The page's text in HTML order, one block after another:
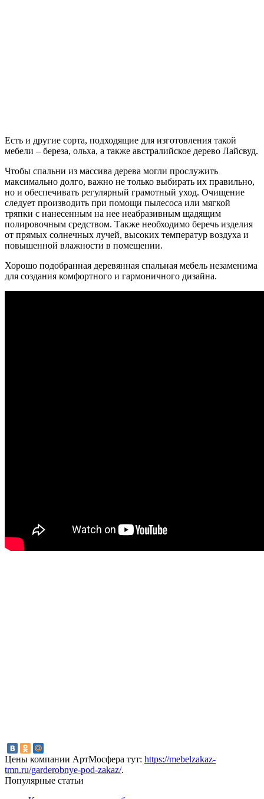
Есть и другие сорта, подходящие для изготовления такой
мебели – береза, ольха, а также австралийское дерево Лайсвуд.
Чтобы спальни из массива дерева могли прослужить
максимально долго, важно не только выбирать их правильно,
но и обеспечивать регулярный грамотный уход. Очищение
следует производить при помощи пылесоса или мягкой
тряпки с нанесенным на нее неабразивным щадящим
полировочным средством. Также необходимо беречь изделия
от прямых солнечных лучей, высоких температур воздуха и
повышенной влажности в помещении.
Хорошо подобранная деревянная спальная мебель незаменима
для создания комфортного и гармоничного дизайна.
Цены компании АртМосфера тут: https://mebelzakaz-
tmn.ru/garderobnye-pod-zakaz/.
Популярные статьи